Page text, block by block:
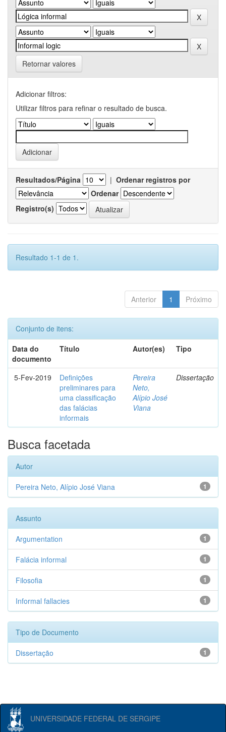
Retornar valores
Adicionar filtros:
Utilizar filtros para refinar o resultado de busca.
Resultados/Página | Ordenar registros por
Ordenar
Registro(s)
Resultado 1-1 de 1.
Anterior 1 Próximo
Conjunto de itens:
Data do
documento
Título Autor(es) Tipo
5-Fev-2019
Definições
preliminares para
uma classificação
das falácias
informais
Pereira
Neto,
Alípio José
Viana
Dissertação
Busca facetada
Autor
1
Pereira Neto, Alípio José Viana
Assunto
1
Argumentation
1
Falácia informal
1
Filosofia
1
Informal fallacies
Tipo de Documento
1
Dissertação
UNIVERSIDADE FEDERAL DE SERGIPE